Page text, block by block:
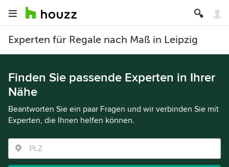
Experten für Regale nach Maß in Leipzig
Finden Sie passende Experten in Ihrer
Nähe
Beantworten Sie ein paar Fragen und wir verbinden Sie mit
Experten, die Ihnen helfen können.